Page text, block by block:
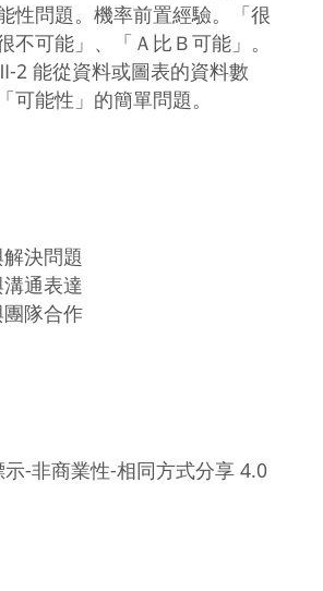
性問題。機率前置經驗。「很
不可能」、「Ａ比Ｂ可能」。
2 能從資料或圖表的資料數
可能性」的簡單問題。
決問題
通表達
隊合作
示-非商業性-相同方式分享 4.0